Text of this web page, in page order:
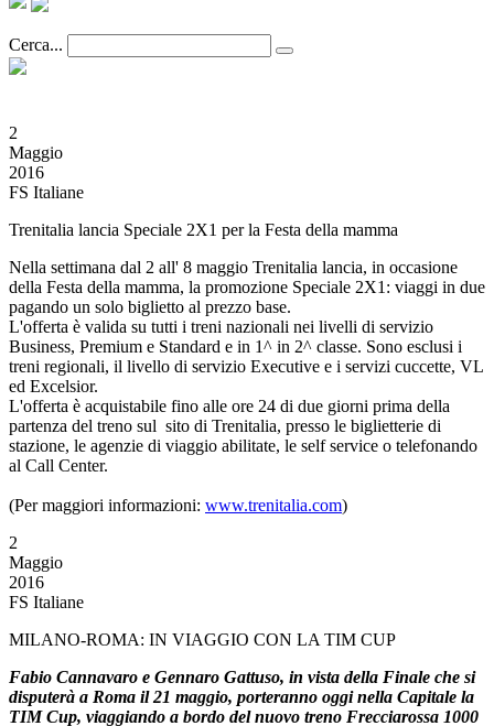
Cerca...
2
Maggio
2016
FS Italiane
Trenitalia lancia Speciale 2X1 per la Festa della mamma
Nella settimana dal 2 all' 8 maggio Trenitalia lancia, in occasione
della Festa della mamma, la promozione Speciale 2X1: viaggi in due
pagando un solo biglietto al prezzo base.
L'offerta è valida su tutti i treni nazionali nei livelli di servizio
Business, Premium e Standard e in 1^ in 2^ classe. Sono esclusi i
treni regionali, il livello di servizio Executive e i servizi cuccette, VL
ed Excelsior.
L'offerta è acquistabile fino alle ore 24 di due giorni prima della
partenza del treno sul sito di Trenitalia, presso le biglietterie di
stazione, le agenzie di viaggio abilitate, le self service o telefonando
al Call Center.
(Per maggiori informazioni: www.trenitalia.com)
2
Maggio
2016
FS Italiane
MILANO-ROMA: IN VIAGGIO CON LA TIM CUP
Fabio Cannavaro e Gennaro Gattuso, in vista della Finale che si
disputerà a Roma il 21 maggio, porteranno oggi nella Capitale la
TIM Cup, viaggiando a bordo del nuovo treno Frecciarossa 1000